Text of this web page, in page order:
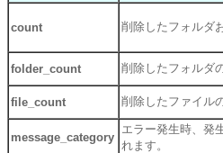
count 削除したフォルダ
folder_count 削除したフォルダ
file_count 削除したファイル
message_category
エラー発生時、発
れます。